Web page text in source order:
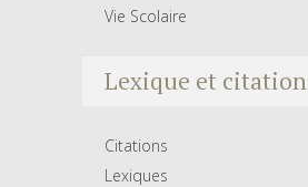
Vie Scolaire
Lexique et citation
Citations
Lexiques